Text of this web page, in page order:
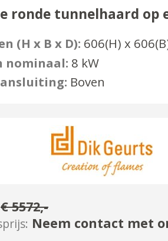
ronde tunnelhaard op
(H x B x D): 606(H) x 606
nominaal: 8 kW
Boven
€5572,-
Neem contact met